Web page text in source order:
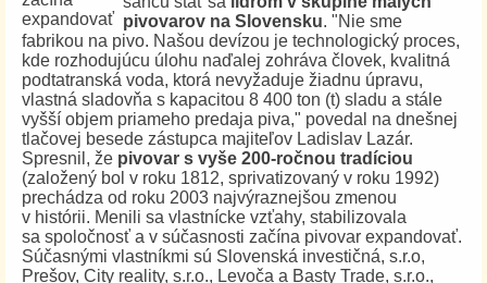
pivovarov na Slovensku. "Nie sme
fabrikou na pivo. Našou devízou je technologický proces,
kde rozhodujúcu úlohu naďalej zohráva človek, kvalitná
podtatranská voda, ktorá nevyžaduje žiadnu úpravu,
vlastná sladovňa s kapacitou 8 400 ton (t) sladu a stále
vyšší objem priameho predaja piva," povedal na dnešnej
tlačovej besede zástupca majiteľov Ladislav Lazár.
Spresnil, že pivovar s vyše 200-ročnou tradíciou
(založený bol v roku 1812, sprivatizovaný v roku 1992)
prechádza od roku 2003 najvýraznejšou zmenou
v histórii. Menili sa vlastnícke vzťahy, stabilizovala
sa spoločnosť a v súčasnosti začína pivovar expandovať.
Súčasnými vlastníkmi sú Slovenská investičná, s.r.o,
Prešov, City reality, s.r.o., Levoča a Basty Trade, s.r.o.,